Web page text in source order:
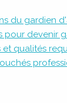
du gardien
pour devenir
qualités